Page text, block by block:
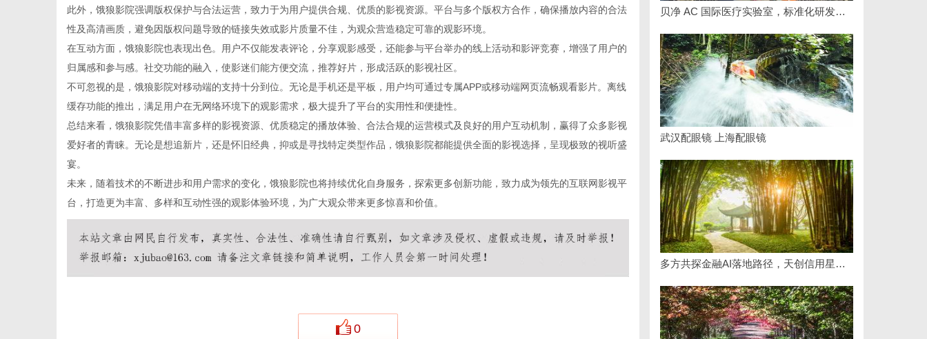
此外，饿狼影院强调版权保护与合法运营，致力于为用户提供合规、优质的影视资源。平台与多个版权方合作，确保播放内容的合法
性及高清画质，避免因版权问题导致的链接失效或影片质量不佳，为观众营造稳定可靠的观影环境。
在互动方面，饿狼影院也表现出色。用户不仅能发表评论，分享观影感受，还能参与平台举办的线上活动和影评竞赛，增强了用户的
归属感和参与感。社交功能的融入，使影迷们能方便交流，推荐好片，形成活跃的影视社区。
不可忽视的是，饿狼影院对移动端的支持十分到位。无论是手机还是平板，用户均可通过专属APP或移动端网页流畅观看影片。离线
缓存功能的推出，满足用户在无网络环境下的观影需求，极大提升了平台的实用性和便捷性。
总结来看，饿狼影院凭借丰富多样的影视资源、优质稳定的播放体验、合法合规的运营模式及良好的用户互动机制，赢得了众多影视
爱好者的青睐。无论是想追新片，还是怀旧经典，抑或是寻找特定类型作品，饿狼影院都能提供全面的影视选择，呈现极致的视听盛
宴。
未来，随着技术的不断进步和用户需求的变化，饿狼影院也将持续优化自身服务，探索更多创新功能，致力成为领先的互联网影视平
台，打造更为丰富、多样和互动性强的观影体验环境，为广大观众带来更多惊喜和价值。
0
贝净 AC 国际医疗实验室，标准化研发体系全解析
武汉配眼镜 上海配眼镜
多方共探金融AI落地路径，天创信用星图AI助力产业金融智能升级